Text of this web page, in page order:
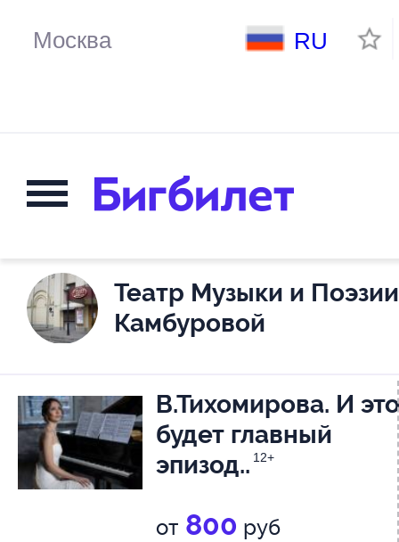
RU
Театр Музыки и
Камбуровой
В.Тихомирова. И это
будет главный
эпизод.. 12+
от 800 руб